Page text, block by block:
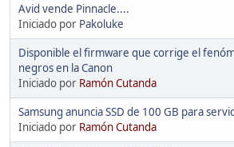
Avid vende Pinnacle....
Iniciado por Pakoluke
Disponible el firmware que corrige el
negros en la Canon
Iniciado por Ramón Cutanda
Samsung anuncia SSD de 100 GB para
Iniciado por Ramón Cutanda